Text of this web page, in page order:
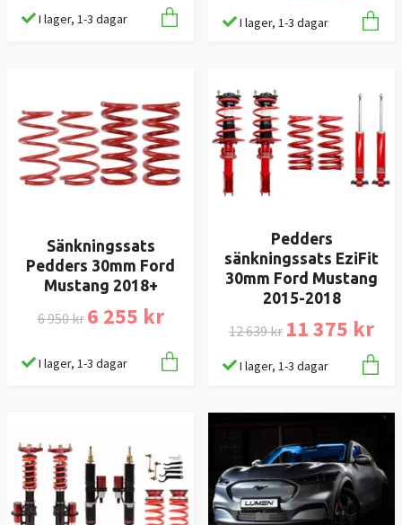
I lager, 1-3 dagar I lager, 1-3 dagar
Sänkningssats
Pedders 30mm Ford
Mustang 2018+
6 950 kr 6 255 kr
I lager, 1-3 dagar
Pedders
sänkningssats EziFit
30mm Ford Mustang
2015-2018
12 639 kr 11 375 kr
I lager, 1-3 dagar